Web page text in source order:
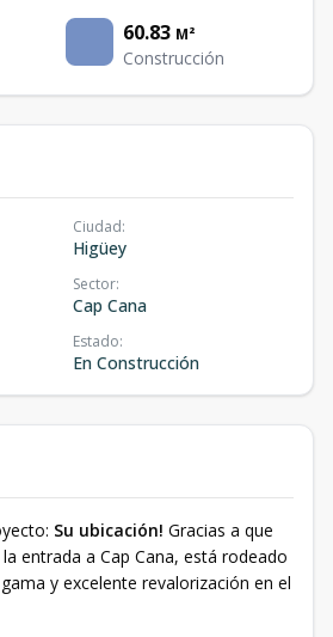
60.83 M²
Construcción
Ciudad:
Higüey
Sector:
Cap Cana
Estado:
En Construcción
Su ubicación! Gracias a que
entrada a Cap Cana, está rodeado
y excelente revalorización en el